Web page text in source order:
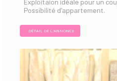
Exploitaion idéale pour un
Possibilité d'appartement.
DÉTAIL DE L'ANNONCE